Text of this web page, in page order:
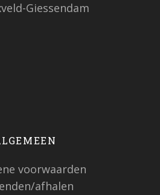
Giessendam
voorwaarden
afhalen